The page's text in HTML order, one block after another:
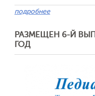
подробнее
РАЗМЕЩЕН 6-Й
ГОД